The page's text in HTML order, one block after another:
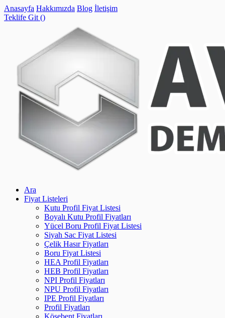
Anasayfa Hakkımızda Blog İletişim
Teklife Git ()
Ara
Fiyat Listeleri
Kutu Profil Fiyat Listesi
Boyalı Kutu Profil Fiyatları
Yücel Boru Profil Fiyat Listesi
Siyah Sac Fiyat Listesi
Çelik Hasır Fiyatları
Boru Fiyat Listesi
HEA Profil Fiyatları
HEB Profil Fiyatları
NPI Profil Fiyatları
NPU Profil Fiyatları
IPE Profil Fiyatları
Profil Fiyatları
Köşebent Fiyatları